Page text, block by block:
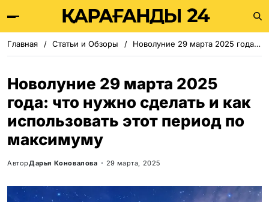
Главная Статьи и Обзоры Новолуние 29 марта 2025 года: что нужно сделать и как использовать этот период по максимуму
Новолуние 29 марта 2025
года: что нужно сделать и как
использовать этот период по
максимуму
АвторДарья Коновалова 29 марта, 2025